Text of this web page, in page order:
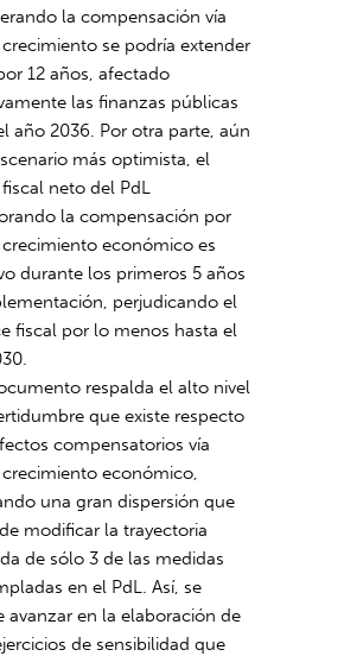
la compensación vía
se podría extender
12 años, afectado
las finanzas públicas
año 2036. Por otra parte, aún
más optimista, el
neto del PdL
la compensación por
económico es
durante los primeros 5 años
perjudicando el
fiscal por lo menos hasta el
respalda el alto nivel
que existe respecto
compensatorios vía
económico,
una gran dispersión que
modificar la trayectoria
de sólo 3 de las medidas
en el PdL. Así, se
avanzar en la elaboración de
de sensibilidad que